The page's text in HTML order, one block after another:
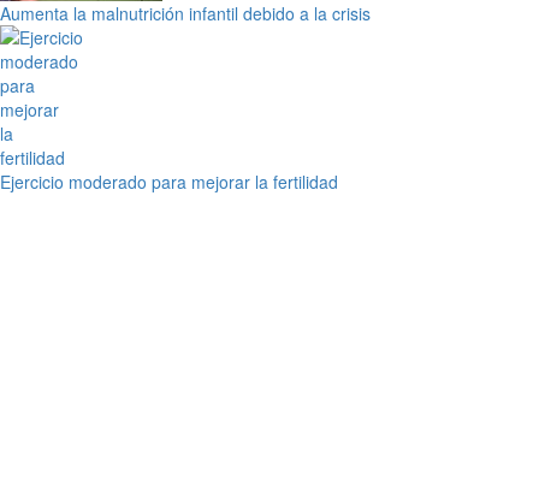
Aumenta la malnutrición infantil debido a la crisis
Ejercicio moderado para mejorar la fertilidad